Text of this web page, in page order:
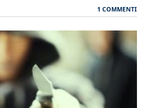
1 COMMENTI